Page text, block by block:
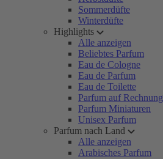
Sommerdüfte
Winterdüfte
Highlights
Alle anzeigen
Beliebtes Parfum
Eau de Cologne
Eau de Parfum
Eau de Toilette
Parfum auf Rechnung
Parfum Miniaturen
Unisex Parfum
Parfum nach Land
Alle anzeigen
Arabisches Parfum